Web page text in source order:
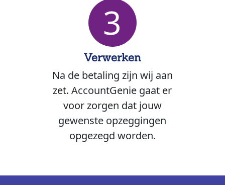
3
Verwerken
Na de betaling zijn wij aan
zet. AccountGenie gaat er
voor zorgen dat jouw
gewenste opzeggingen
opgezegd worden.